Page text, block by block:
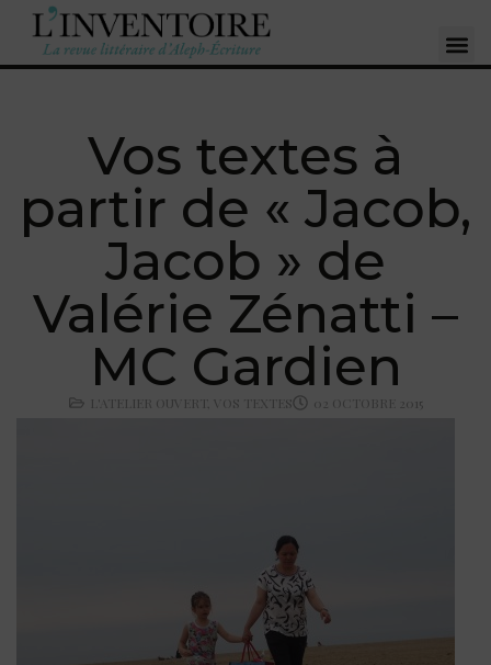
Vos textes à
partir de « Jacob,
Jacob » de
Valérie Zénatti –
MC Gardien
L'ATELIER OUVERT VOS TEXTES 02 OCTOBRE 2015